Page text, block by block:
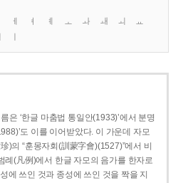
ㅔ ㅕ ㅖ ㅗ ㅘ ㅙ ㅚ
ㅛ
은 ‘한글 마춤법 통일안(1933)’에서 분명
도 이를 이어받았다. 이 가운데 자모
)의 “훈몽자회(訓蒙字會)(1527)”에서 비
례(凡例)에서 한글 자모의 음가를 한자로
에 쓰인 것과 종성에 쓰인 것을 짝을 지